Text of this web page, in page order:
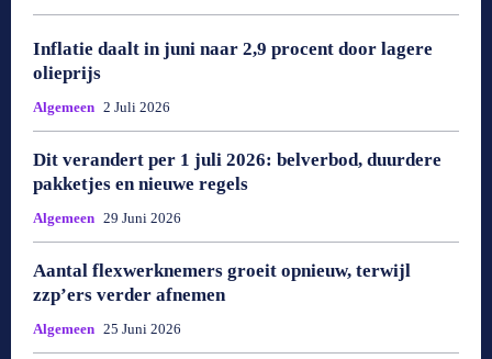
Inflatie daalt in juni naar 2,9 procent door lagere
olieprijs
Algemeen 2 Juli 2026
Dit verandert per 1 juli 2026: belverbod, duurdere
pakketjes en nieuwe regels
Algemeen 29 Juni 2026
Aantal flexwerknemers groeit opnieuw, terwijl
zzp’ers verder afnemen
Algemeen 25 Juni 2026